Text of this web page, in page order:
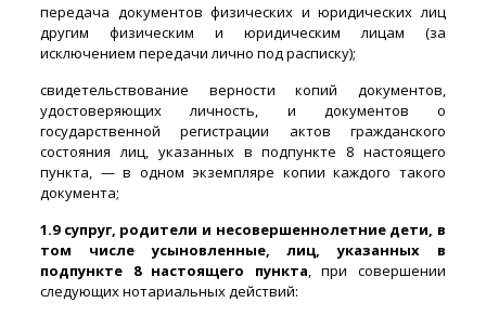
передача документов физических и юридических лиц
другим физическим и юридическим лицам (за
исключением передачи лично под расписку);
свидетельствование верности копий документов,
удостоверяющих личность, и документов о
государственной регистрации актов гражданского
состояния лиц, указанных в подпункте 8 настоящего
пункта, — в одном экземпляре копии каждого такого
документа;
1.9 супруг, родители и несовершеннолетние дети, в
том числе усыновленные, лиц, указанных в
подпункте 8 настоящего пункта, при совершении
следующих нотариальных действий: